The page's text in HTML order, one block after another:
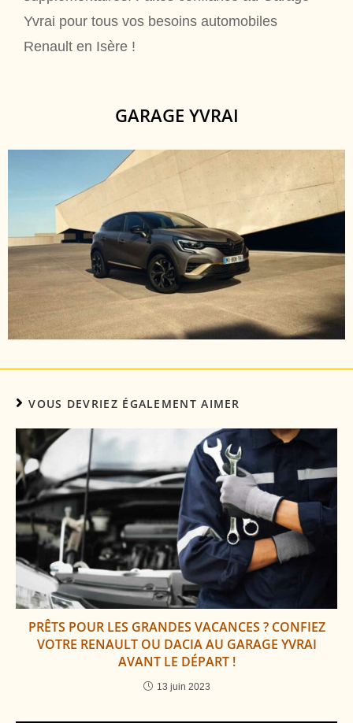
Yvrai pour tous vos besoins automobiles
Renault en Isère !
GARAGE YVRAI
VOUS DEVRIEZ ÉGALEMENT AIMER
PRÊTS POUR LES GRANDES VACANCES ? CONFIEZ
VOTRE RENAULT OU DACIA AU GARAGE YVRAI
AVANT LE DÉPART !
13 juin 2023